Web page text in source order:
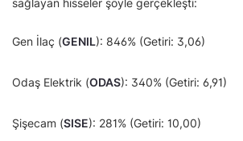
sağlayan hisseler şöyle gerçekleşti:
Gen İlaç (GENIL): 846% (Getiri: 3,06)
Odaş Elektrik (ODAS): 340% (Getiri: 6,91)
Şişecam (SISE): 281% (Getiri: 10,00)